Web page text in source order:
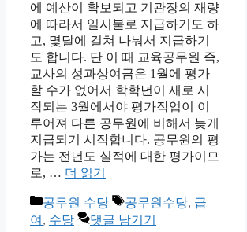
에 예산이 확보되고 기관장의 재량
에 따라서 일시불로 지급하기도 하
고, 몇달에 걸쳐 나눠서 지급하기
도 합니다. 단 이 때 교육공무원 즉,
교사의 성과상여금은 1월에 평가
할 수가 없어서 학학년이 새로 시
작되는 3월에서야 평가작업이 이
루어져 다른 공무원에 비해서 늦게
지급되기 시작합니다. 공무원의 평
가는 전년도 실적에 대한 평가이므
로, … 더 읽기
카
테
공무원 수당
태
그
공무원수당, 급
여 , 수당 댓글 남기기